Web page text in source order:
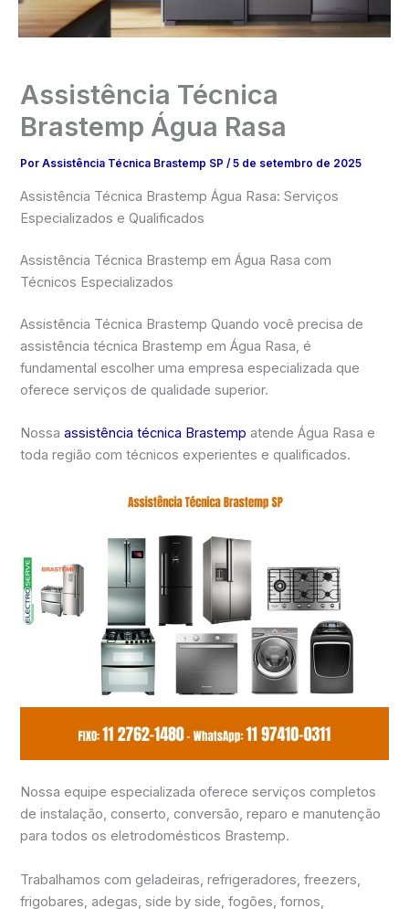
Assistência Técnica
Brastemp Água Rasa
PorAssistência Técnica Brastemp SP/5 de setembro de 2025
Assistência Técnica Brastemp Água Rasa: Serviços
Especializados e Qualificados
Assistência Técnica Brastemp em Água Rasa com
Técnicos Especializados
Assistência Técnica Brastemp Quando você precisa de
assistência técnica Brastemp em Água Rasa, é
fundamental escolher uma empresa especializada que
oferece serviços de qualidade superior.
Nossaassistência técnica Brastemp atende Água Rasa e
toda região com técnicos experientes e qualificados.
Nossa equipe especializada oferece serviços completos
de instalação, conserto, conversão, reparo e manutenção
para todos os eletrodomésticos Brastemp.
Trabalhamos com geladeiras, refrigeradores, freezers,
frigobares, adegas, side by side, fogões, fornos,